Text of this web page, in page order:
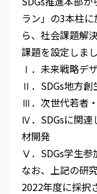
ラン」の3本柱
ら、社会課題解
課題を設定しまし
Ⅰ．未来戦略デ
Ⅱ．SDGs地方創
Ⅲ．次世代若者
Ⅳ．SDGsに関連
材開発
Ⅴ．SDGs学生参
なお、上記の研
2022年度に採択